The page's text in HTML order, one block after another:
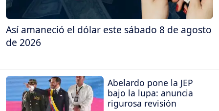
Así amaneció el dólar este sábado 8 de agosto
de 2026
Abelardo pone la JEP
bajo la lupa: anuncia
rigurosa revisión